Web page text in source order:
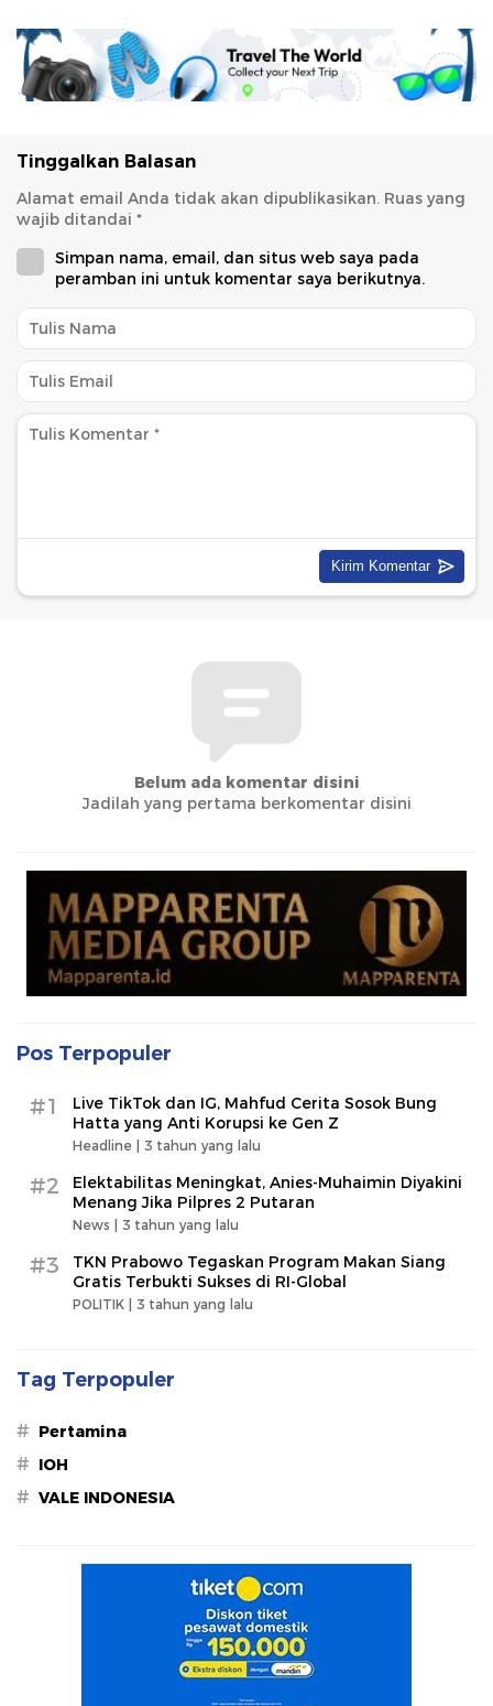
Tinggalkan Balasan
Alamat email Anda tidak akan dipublikasikan. Ruas yang
wajib ditandai *
Simpan nama, email, dan situs web saya pada
peramban ini untuk komentar saya berikutnya.
Belum ada komentar disini
Jadilah yang pertama berkomentar disini
Pos Terpopuler
#1
Live TikTok dan IG, Mahfud Cerita Sosok Bung
Hatta yang Anti Korupsi ke Gen Z
Headline | 3 tahun yang lalu
#2
Elektabilitas Meningkat, Anies-Muhaimin Diyakini
Menang Jika Pilpres 2 Putaran
News | 3 tahun yang lalu
#3
TKN Prabowo Tegaskan Program Makan Siang
Gratis Terbukti Sukses di RI-Global
POLITIK | 3 tahun yang lalu
Tag Terpopuler
# Pertamina
# IOH
# VALE INDONESIA